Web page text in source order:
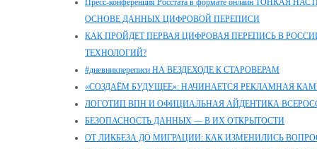
Пресс-конференция Росстата в формате онлайн
ОСНОВЕ ДАННЫХ ЦИФРОВОЙ ПЕРЕПИСИ
КАК ПРОЙДЕТ ПЕРВАЯ ЦИФРОВАЯ ПЕРЕПИСЬ В
ТЕХНОЛОГИЙ?
#дневникпереписи НА ВЕЗДЕХОДЕ К СТАРОВЕРАМ
«СОЗДАЁМ БУДУЩЕЕ»: НАЧИНАЕТСЯ РЕКЛАМНАЯ
ЛОГОТИП ВПН И ОФИЦИАЛЬНАЯ АЙДЕНТИКА
БЕЗОПАСНОСТЬ ДАННЫХ — В ИХ ОТКРЫТОСТИ
ОТ ЛИКБЕЗА ДО МИГРАЦИИ: КАК ИЗМЕНИЛИСЬ